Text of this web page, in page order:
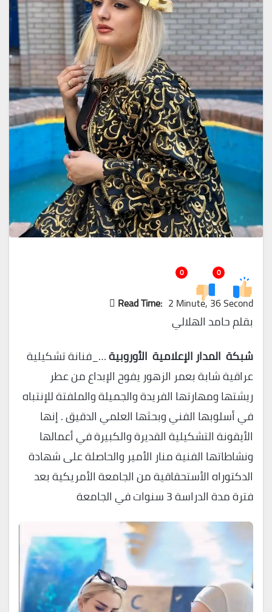
0
0
Read Time: 2 Minute, 36 Second
بقلم حامد الهلالي
شبكة المدار الإعلامية الأوروبية…_فنانة تشكيلية
عراقية شابة بعمر الزهور يفوح الإبداع من عطر
ريشتها ومهارتها الفريدة والجميلة والملفتة للإنتباه
في أسلوبها الفني وبحثها العلمي الدقيق . إنها
الأيقونة التشكيلية القديرة والكبيرة في أعمالها
ونشاطاتها الفنية منار الأمير والحاصلة على شهادة
الدكتوراه الأستحقاقية من الجامعة الأمريكية بعد
فترة مدة الدراسة 3 سنوات في الجامعة